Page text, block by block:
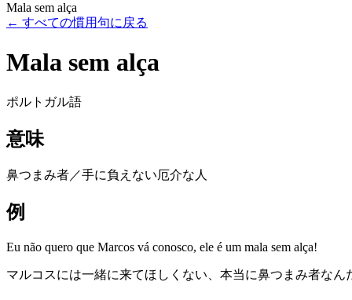
Mala sem alça
← すべての慣用句に戻る
Mala sem alça
ポルトガル語
意味
鼻つまみ者／手に負えない厄介な人
例
Eu não quero que Marcos vá conosco, ele é um mala sem alça!
マルコスには一緒に来てほしくない、本当に鼻つまみ者なん